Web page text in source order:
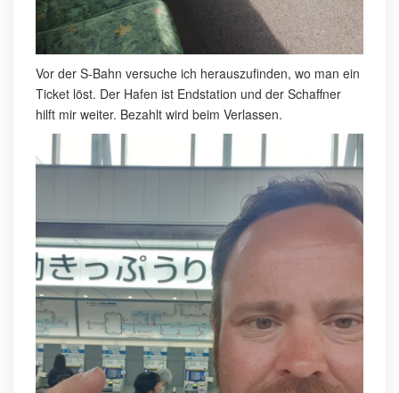
Vor der S-Bahn versuche ich herauszufinden, wo man ein
Ticket löst. Der Hafen ist Endstation und der Schaffner
hilft mir weiter. Bezahlt wird beim Verlassen.